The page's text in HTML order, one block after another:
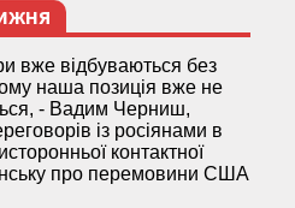
вже відбуваються без
наша позиція вже не
- Вадим Черниш,
із росіянами в
контактної
про перемовини США